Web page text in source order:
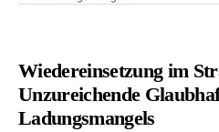
Wiedereinsetzung im
Unzureichende
Ladungsmangels